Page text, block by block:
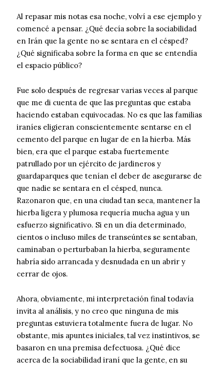
Al repasar mis notas esa noche, volví a ese ejemplo y
comencé a pensar. ¿Qué decía sobre la sociabilidad
en Irán que la gente no se sentara en el césped?
¿Qué significaba sobre la forma en que se entendía
el espacio público?
Fue solo después de regresar varias veces al parque
que me di cuenta de que las preguntas que estaba
haciendo estaban equivocadas. No es que las familias
iraníes eligieran conscientemente sentarse en el
cemento del parque en lugar de en la hierba. Más
bien, era que el parque estaba fuertemente
patrullado por un ejército de jardineros y
guardaparques que tenían el deber de asegurarse de
que nadie se sentara en el césped, nunca.
Razonaron que, en una ciudad tan seca, mantener la
hierba ligera y plumosa requería mucha agua y un
esfuerzo significativo. Si en un día determinado,
cientos o incluso miles de transeúntes se sentaban,
caminaban o perturbaban la hierba, seguramente
habría sido arrancada y desnudada en un abrir y
cerrar de ojos.
Ahora, obviamente, mi interpretación final todavía
invita al análisis, y no creo que ninguna de mis
preguntas estuviera totalmente fuera de lugar. No
obstante, mis apuntes iniciales, tal vez instintivos, se
basaron en una premisa defectuosa. ¿Qué dice
acerca de la sociabilidad iraní que la gente, en su